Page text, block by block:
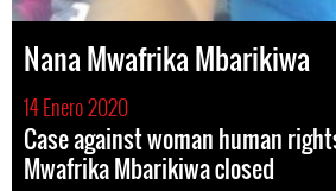
Nana Mwafrika Mbarikiwa
14 Enero 2020
Case against woman human
Mwafrika Mbarikiwa closed